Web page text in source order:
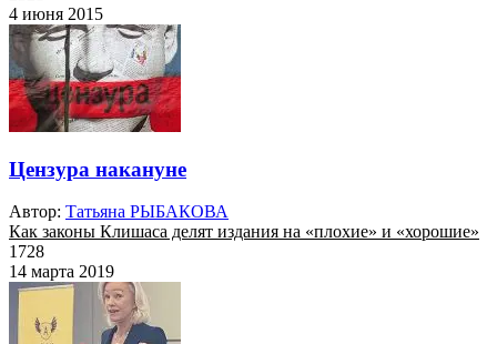
4 июня 2015
Цензура накануне
Автор: Татьяна РЫБАКОВА
Как законы Клишаса делят издания на «плохие» и «хорошие»
1728
14 марта 2019